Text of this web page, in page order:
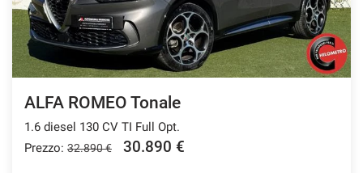
ALFA ROMEO Tonale
1.6 diesel 130 CV TI Full Opt.
Prezzo: 32.890 € 30.890 €